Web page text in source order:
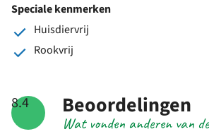
Speciale kenmerken
Huisdiervrij
Rookvrij
8.4
Wat vonden anderen van
Beoordelingen